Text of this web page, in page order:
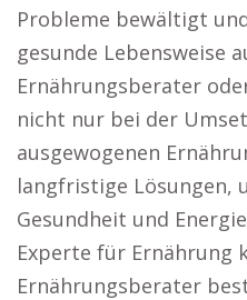
Probleme bewältigt
gesunde Lebensweise
Ernährungsberater
nicht nur bei der
ausgewogenen
langfristige Lösungen,
Gesundheit und
Experte für Ernährung
Ernährungsberater